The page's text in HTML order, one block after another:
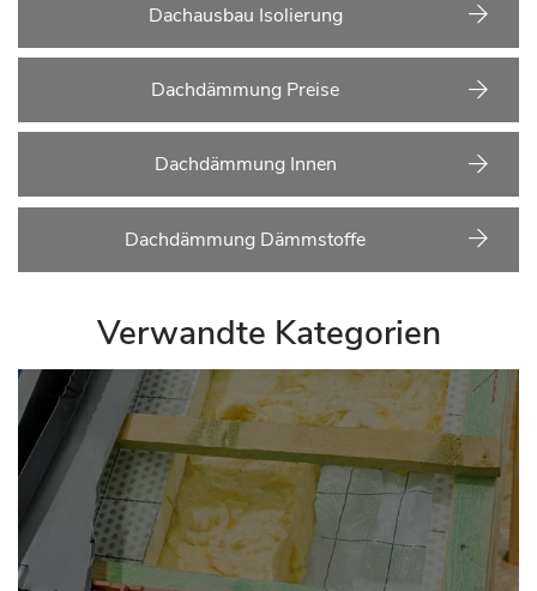
Dachausbau Isolierung
Dachdämmung Preise
Dachdämmung Innen
Dachdämmung Dämmstoffe
Verwandte Kategorien